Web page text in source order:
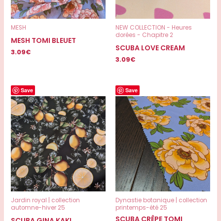
MESH
MESH TOMI BLEUET
3.09€
NEW COLLECTION - Heures
dorées - Chapitre 2
SCUBA LOVE CREAM
3.09€
Save
Jardin royal | collection
automne-hiver 25
Save
Dynastie botanique | collection
printemps-été 25